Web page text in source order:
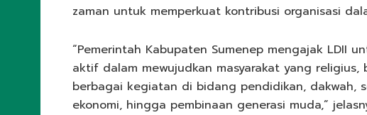
zaman untuk memperkuat kontribusi organisasi
“Pemerintah Kabupaten Sumenep mengajak LDII
aktif dalam mewujudkan masyarakat yang
berbagai kegiatan di bidang pendidikan, dakwah,
ekonomi, hingga pembinaan generasi muda,”